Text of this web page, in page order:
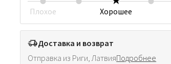
Плохое Хорошее
Доставка и возврат
Отправка из Риги, ЛатвияПодробнее